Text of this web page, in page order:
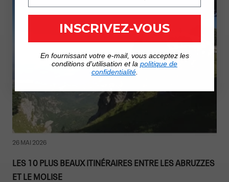
26 MAI 2026
LES 10 PLUS BEAUX ITINÉRAIRES ENTRE LES ABRUZZES
ET LE MOLISE
INSCRIVEZ-VOUS
En fournissant votre e-mail, vous acceptez les
conditions d'utilisation et la politique de
confidentialité.